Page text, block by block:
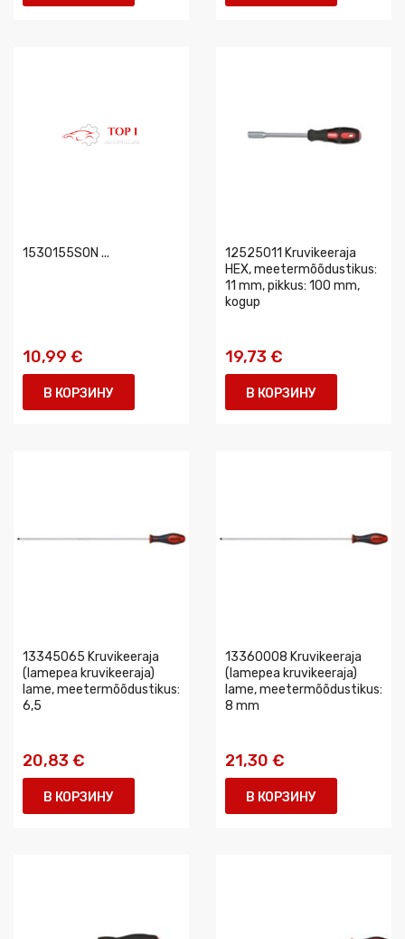
1530155SON ...
10,99 €
В КОРЗИНУ
12525011 Kruvikeeraja
HEX, meetermõõdustikus:
11 mm, pikkus: 100 mm,
kogup
19,73 €
В КОРЗИНУ
13345065 Kruvikeeraja
(lamepea kruvikeeraja)
lame, meetermõõdustikus:
6,5
20,83 €
В КОРЗИНУ
13360008 Kruvikeeraja
(lamepea kruvikeeraja)
lame, meetermõõdustikus:
8 mm
21,30 €
В КОРЗИНУ